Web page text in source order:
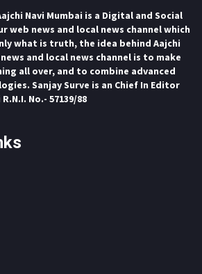
Aajchi Navi Mumbai is a Digital and Social
web news and local news channel which
what is truth, the idea behind Aajchi
and local news channel is to make
all over, and to combine advanced
Sanjay Surve is an Chief In Editor
No.- 57139/88